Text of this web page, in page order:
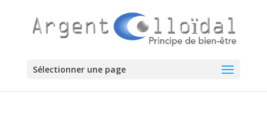
Sélectionner une page